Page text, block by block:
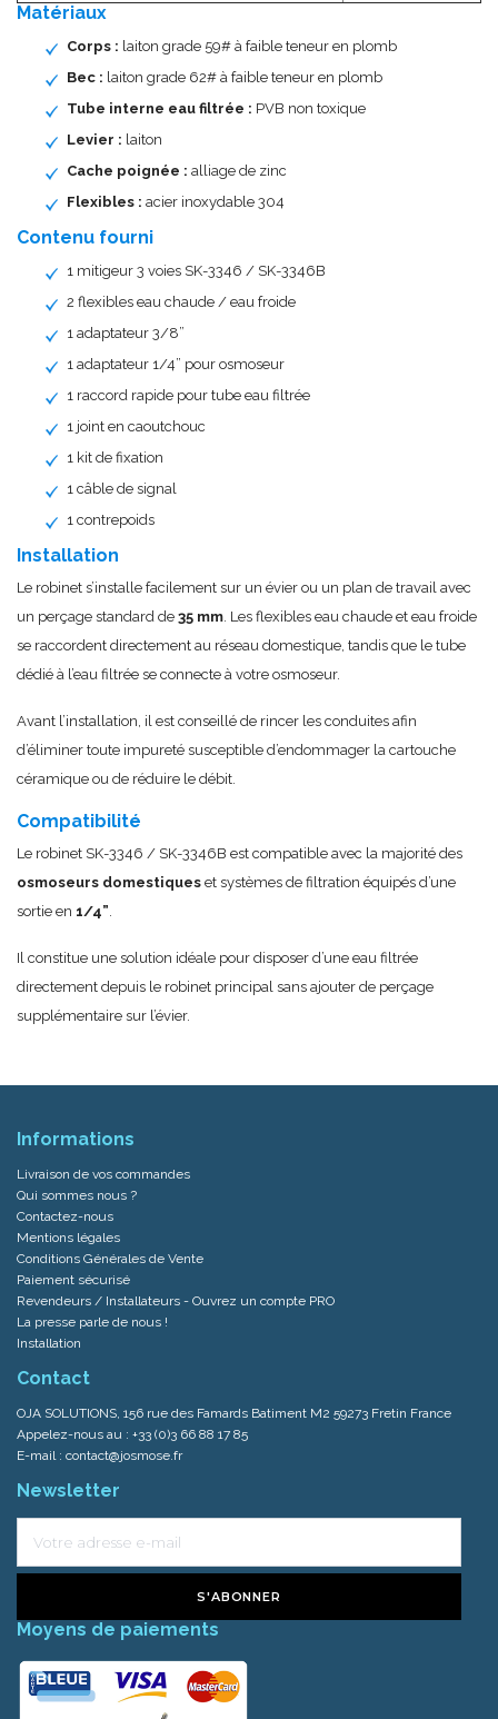
Matériaux
Corps : laiton grade 59# à faible teneur en plomb
Bec : laiton grade 62# à faible teneur en plomb
Tube interne eau filtrée : PVB non toxique
Levier : laiton
Cache poignée : alliage de zinc
Flexibles : acier inoxydable 304
Contenu fourni
1 mitigeur 3 voies SK-3346 / SK-3346B
2 flexibles eau chaude / eau froide
1 adaptateur 3/8”
1 adaptateur 1/4” pour osmoseur
1 raccord rapide pour tube eau filtrée
1 joint en caoutchouc
1 kit de fixation
1 câble de signal
1 contrepoids
Installation
Le robinet s’installe facilement sur un évier ou un plan de travail avec
un perçage standard de 35 mm . Les flexibles eau chaude et eau froide
se raccordent directement au réseau domestique, tandis que le tube
dédié à l’eau filtrée se connecte à votre osmoseur.
Avant l’installation, il est conseillé de rincer les conduites afin
d’éliminer toute impureté susceptible d’endommager la cartouche
céramique ou de réduire le débit.
Compatibilité
Le robinet SK-3346 / SK-3346B est compatible avec la majorité des
osmoseurs domestiques et systèmes de filtration équipés d’une
sortie en 1/4”
Il constitue une solution idéale pour disposer d’une eau filtrée
directement depuis le robinet principal sans ajouter de perçage
supplémentaire sur l’évier.
Informations
Livraison de vos commandes
Qui sommes nous ?
Contactez-nous
Mentions légales
Conditions Générales de Vente
Paiement sécurisé
Revendeurs / Installateurs - Ouvrez un compte PRO
La presse parle de nous !
Installation
Contact
OJA SOLUTIONS, 156 rue des Famards Batiment M2 59273 Fretin France
Appelez-nous au : +33 (0)3 66 88 17 85
E-mail : contact@josmose.fr
Newsletter
S'ABONNER
Moyens de paiements